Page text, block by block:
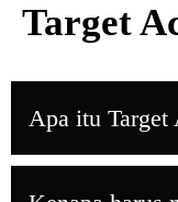
Target
Apa itu Target